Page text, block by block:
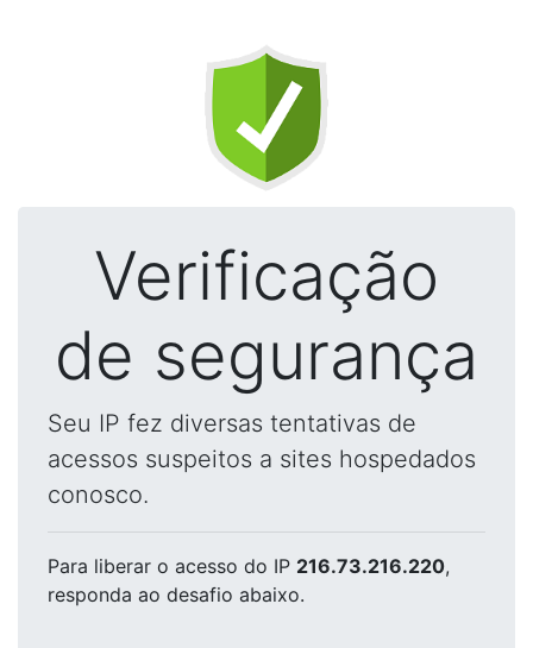
Verificação
de segurança
Seu IP fez diversas tentativas de
acessos suspeitos a sites hospedados
conosco.
Para liberar o acesso do IP 216.73.216.220,
responda ao desafio abaixo.